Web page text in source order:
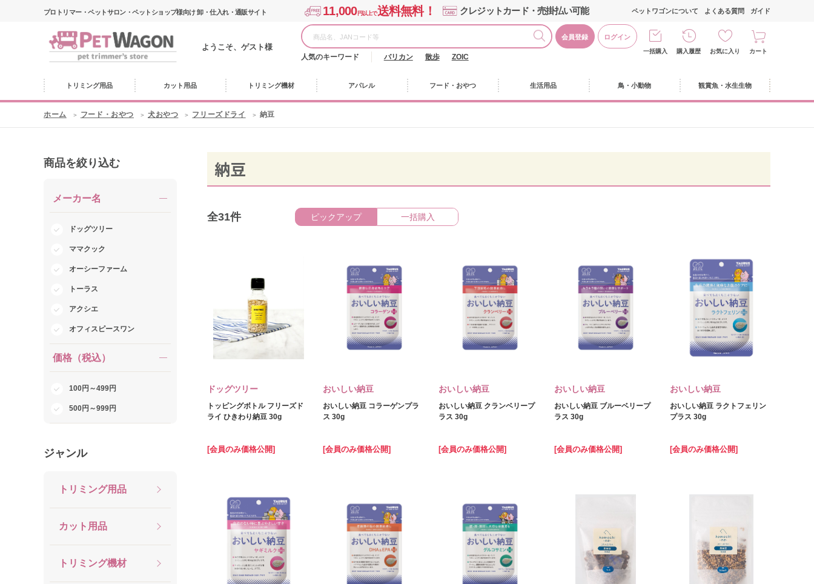
プロトリマー・ペットサロン・ペットショップ様向け 卸・仕入れ・通販サイト 11,000円以上で送料無料！ クレジットカード・売掛払い可能
ようこそ、ゲスト様
会員登録 ログイン
人気のキーワード バリカン 散歩 ZOIC
ペットワゴンについて よくある質問 ガイド
一括購入 購入履歴 お気に入り カート
トリミング用品 カット用品 トリミング機材 アパレル フード・おやつ 生活用品 鳥・小動物 観賞魚・水生生物
ホーム フード・おやつ 犬おやつ フリーズドライ 納豆
商品を絞り込む
メーカー名
ドッグツリー
ママクック
オーシーファーム
トーラス
アクシエ
オフィスピースワン
価格（税込）
100円～499円
500円～999円
ジャンル
トリミング用品
カット用品
トリミング機材
納豆
全31件 ピックアップ 一括購入
ドッグツリー
トッピングボトル フリーズド
ライ ひきわり納豆 30g
[会員のみ価格公開]
おいしい納豆
おいしい納豆 コラーゲンプラ
ス 30g
[会員のみ価格公開]
おいしい納豆
おいしい納豆 クランベリープ
ラス 30g
[会員のみ価格公開]
おいしい納豆
おいしい納豆 ブルーベリープ
ラス 30g
[会員のみ価格公開]
おいしい納豆
おいしい納豆 ラクトフェリン
プラス 30g
[会員のみ価格公開]